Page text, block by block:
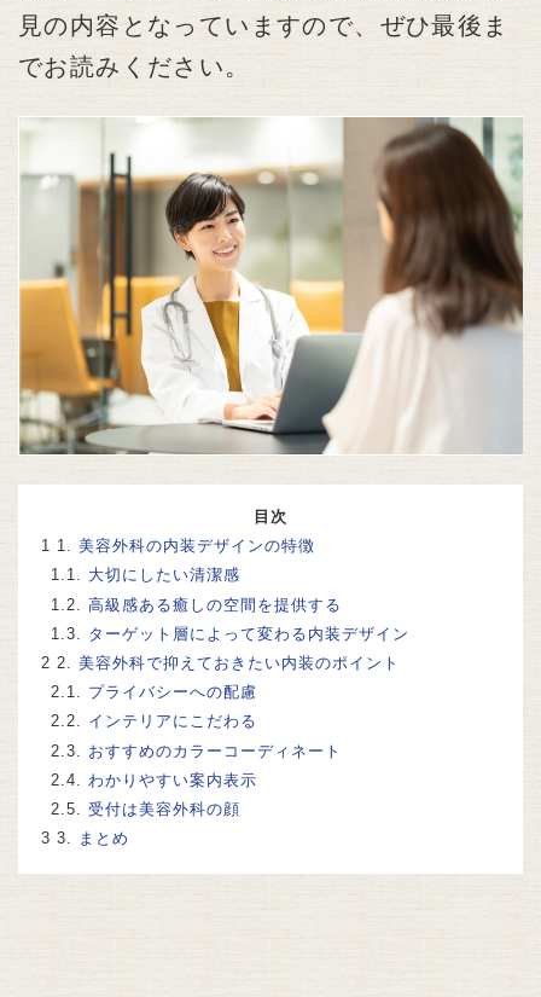
見の内容となっていますので、ぜひ最後ま
でお読みください。
目次
1. 美容外科の内装デザインの特徴
1.1. 大切にしたい清潔感
1.2.
高級感ある癒しの空間を提供する
1.3.
ターゲット層によって変わる内装デザイン
2.
美容外科で抑えておきたい内装のポイント
2.1. プライバシーへの配慮
2.2. インテリアにこだわる
2.3.
おすすめのカラーコーディネート
2.4.
わかりやすい案内表示
2.5.
受付は美容外科の顔
3. まとめ